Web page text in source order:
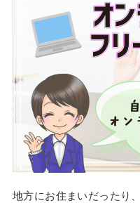
地方にお住まいだったり